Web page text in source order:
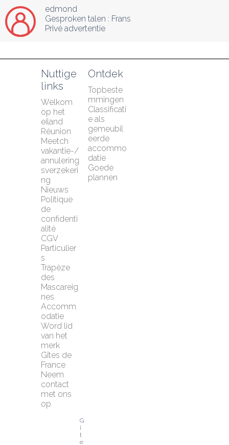
edmond
Gesproken talen : Frans
Privé advertentie
Nuttige
links
Welkom
op het
eiland
Réunion
Meetch
vakantie-/
annulering
sverzekeri
ng
Nieuws
Politique
de
confidenti
alité
CGV
Particulier
s
Trapèze
des
Mascareig
nes
Accomm
odatie
Word lid
van het
merk
Gîtes de
France
Neem
contact
met ons
op
Ontdek
Topbeste
mmingen
Classificati
e als
gemeubil
eerde
accommo
datie
Goede
plannen
G
î
t
e